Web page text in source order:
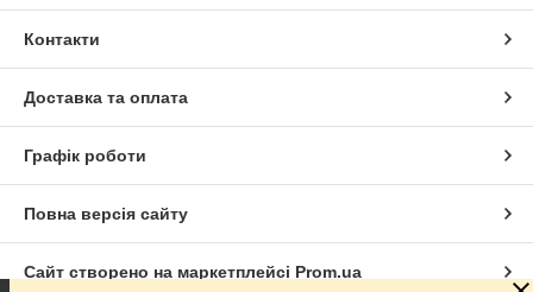
Контакти
Доставка та оплата
Графік роботи
Повна версія сайту
Сайт створено на маркетплейсі Prom.ua